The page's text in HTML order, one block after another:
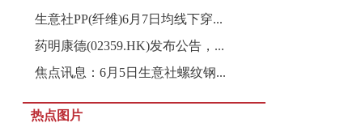
生意社PP(纤维)6月7日均线下穿...
药明康德(02359.HK)发布公告，...
焦点讯息：6月5日生意社螺纹钢...
热点图片